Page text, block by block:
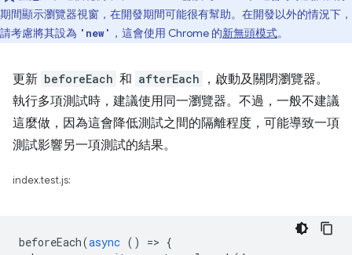
期間顯示瀏覽器視窗，在開發期間可能很有幫助。在開發以外的情況下，
請考慮將其設為 'new' ，這會使用 Chrome 的新無頭模式。
更新 beforeEach 和 afterEach
，啟動及關閉瀏覽器。
執行多項測試時，建議使用同一瀏覽器。不過，一般不建議
這麼做，因為這會降低測試之間的隔離程度，可能導致一項
測試影響另一項測試的結果。
index.test.js:
beforeEach(async () => {